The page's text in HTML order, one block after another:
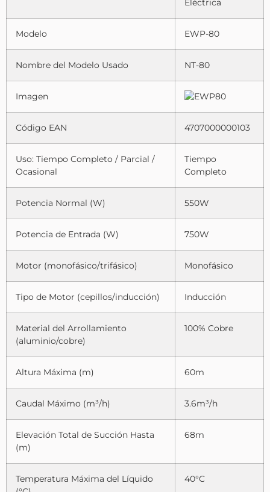
Eléctrica
Modelo EWP-80
Nombre del Modelo Usado NT-80
Imagen
Código EAN 4707000000103
Uso: Tiempo Completo / Parcial /
Ocasional
Tiempo
Completo
Potencia Normal (W) 550W
Potencia de Entrada (W) 750W
Motor (monofásico/trifásico) Monofásico
Tipo de Motor (cepillos/inducción) Inducción
Material del Arrollamiento
(aluminio/cobre)
100% Cobre
Altura Máxima (m) 60m
Caudal Máximo (m³/h) 3.6m³/h
Elevación Total de Succión Hasta
(m)
68m
Temperatura Máxima del Líquido
40°C